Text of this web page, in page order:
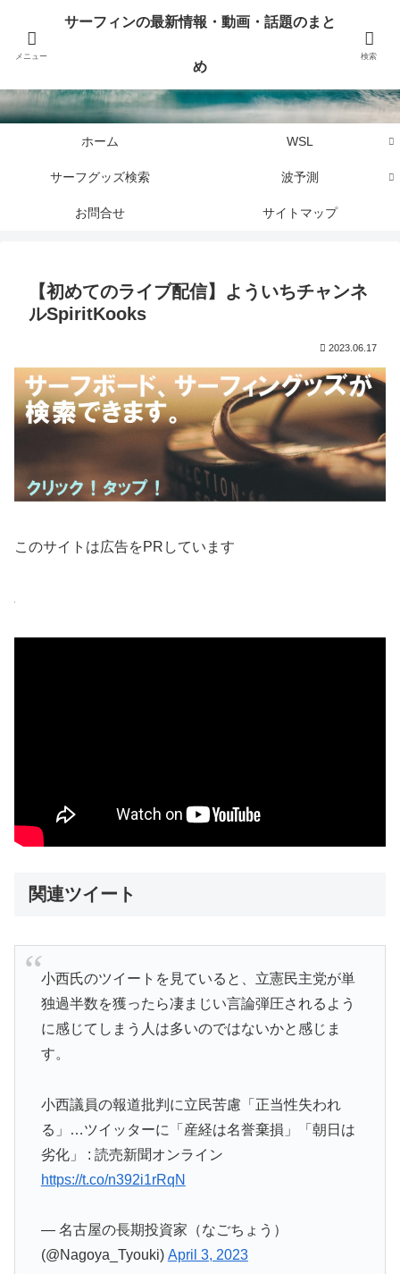
サーフィンに関するニュース・話題や最新情報を写真、画像、動画でまとめて
ホーム WSL
サーフグッズ検索 波予測
お問合せ サイトマップ
【初めてのライブ配信】よういちチャンネ
ルSpiritKooks
2023.06.17
このサイトは広告をPRしています
関連ツイート
小西氏のツイートを見ていると、立憲民主党が単
独過半数を獲ったら凄まじい言論弾圧されるよう
に感じてしまう人は多いのではないかと感じま
す。
小西議員の報道批判に立民苦慮「正当性失われ
る」…ツイッターに「産経は名誉棄損」「朝日は
劣化」 : 読売新聞オンライン
https://t.co/n392i1rRqN
— 名古屋の長期投資家（なごちょう）
(@Nagoya_Tyouki) April 3, 2023
メニュー
サーフィンの最新情報・動画・話題のまと
め
検索